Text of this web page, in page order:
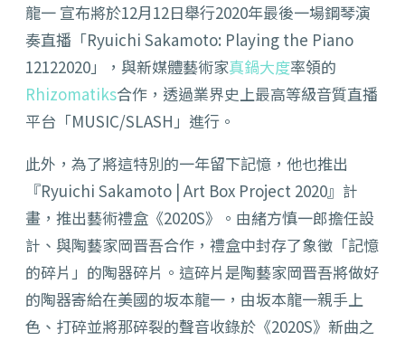
龍一 宣布將於12月12日舉行2020年最後一場鋼琴演
奏直播「Ryuichi Sakamoto: Playing the Piano
12122020」，與新媒體藝術家真鍋大度率領的
Rhizomatiks合作，透過業界史上最高等級音質直播
平台「MUSIC/SLASH」進行。
此外，為了將這特別的一年留下記憶，他也推出
『Ryuichi Sakamoto | Art Box Project 2020』計
畫，推出藝術禮盒《2020S》。由緒方慎一郎擔任設
計、與陶藝家岡晋吾合作，禮盒中封存了象徵「記憶
的碎片」的陶器碎片。這碎片是陶藝家岡晋吾將做好
的陶器寄給在美國的坂本龍一，由坂本龍一親手上
色、打碎並將那碎裂的聲音收錄於《2020S》新曲之